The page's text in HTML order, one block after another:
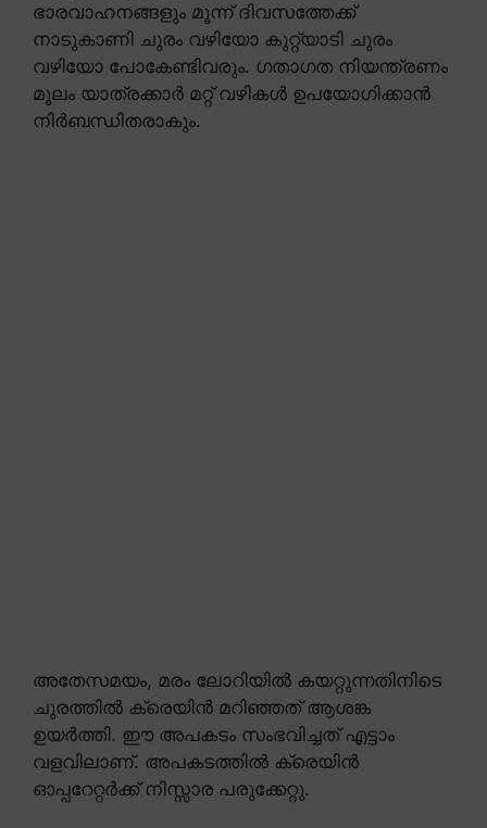
ഭാരവാഹനങ്ങളും മൂന്ന് ദിവസത്തേക്ക്
നാടുകാണി ചുരം വഴിയോ കുറ്റ്യാടി ചുരം
വഴിയോ പോകേണ്ടിവരും. ഗതാഗത നിയന്ത്രണം
മൂലം യാത്രക്കാർ മറ്റ് വഴികൾ ഉപയോഗിക്കാൻ
നിർബന്ധിതരാകും.
അതേസമയം, മരം ലോറിയിൽ കയറ്റുന്നതിനിടെ
ചുരത്തിൽ ക്രെയിൻ മറിഞ്ഞത് ആശങ്ക
ഉയർത്തി. ഈ അപകടം സംഭവിച്ചത് എട്ടാം
വളവിലാണ്. അപകടത്തിൽ ക്രെയിൻ
ഓപ്പറേറ്റർക്ക് നിസ്സാര പരുക്കേറ്റു.